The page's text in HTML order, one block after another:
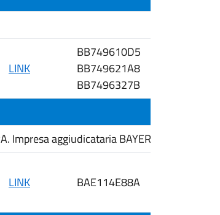
LINK
BB749610D5
BB749621A8
BB7496327B
Impresa aggiudicataria BAYER SPA
LINK BAE114E88A